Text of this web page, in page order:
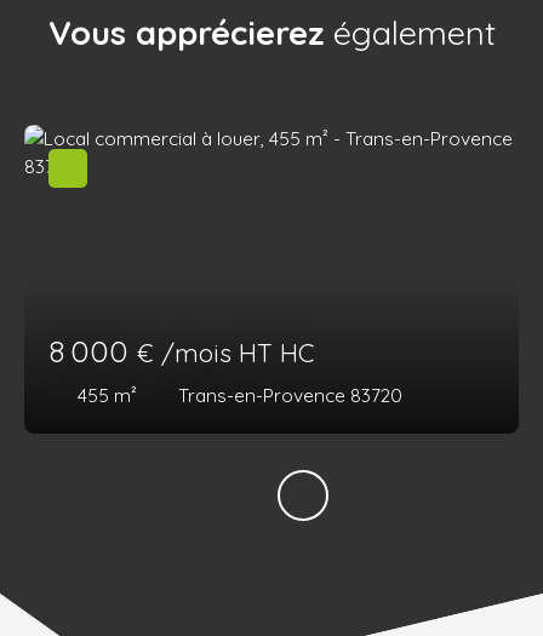
Vous apprécierez également
8 000 € /mois HT HC
455 m² Trans-en-Provence 83720